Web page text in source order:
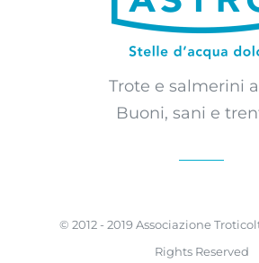
Trote e salmerini
Buoni, sani e
© 2012 - 2019 Associazione
Rights Reserved